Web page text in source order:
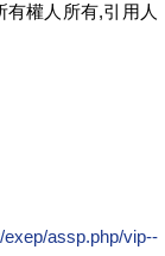
權人所有,引用人
assp.php/vip--